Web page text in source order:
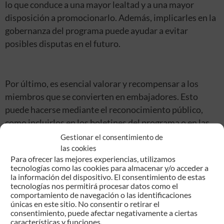
Gestionar el consentimiento de
las cookies
Para ofrecer las mejores experiencias, utilizamos
tecnologías como las cookies para almacenar y/o acceder a
la información del dispositivo. El consentimiento de estas
tecnologías nos permitirá procesar datos como el
comportamiento de navegación o las identificaciones
únicas en este sitio. No consentir o retirar el
consentimiento, puede afectar negativamente a ciertas
características y funciones.
lo que conduce a una mayor lealtad y a una mayor
disposición a promocionarlo. Además, implicarles en la
gobernanza del programa puede ayudar a evitar
posibles disputas en el futuro.
Por último, es esencial valorar y recompensar a los
miembros que se convierten en embajadores. Esto
puede hacerse mediante el reconocimiento público,
como incluirlos en los boletines del programa o en las
redes sociales, o mediante beneficios más tangibles,
como tarjetas regalo o renovaciones gratuitas de la
afiliación. Al honrar y compensar a los miembros que se
esfuerzan por promover el programa, anima a otros a
seguir su ejemplo.